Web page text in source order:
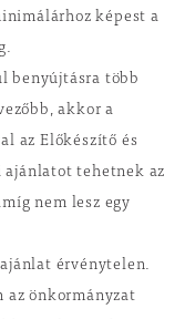
képest a
benyújtásra több
akkor a
az Előkészítő és
tehetnek az
nem lesz egy
érvénytelen.
az önkormányzat